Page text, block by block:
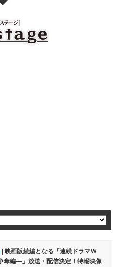
| 映画版続編となる「連続ドラマＷ
奪編—」放送・配信決定！特報映像